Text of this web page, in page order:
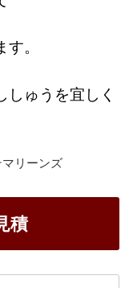
。
ゅうを宜しく
リーンズ
積